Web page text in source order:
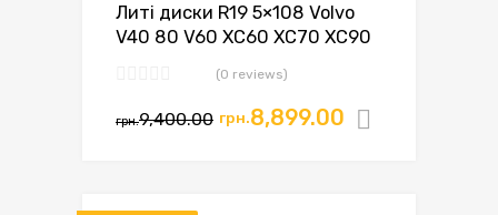
Литі диски R19 5×108 Volvo
V40 80 V60 XC60 XC70 XC90
(0 reviews)
грн.9,400.00 грн.8,899.00